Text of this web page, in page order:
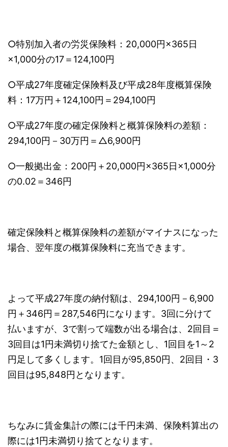
○特別加入者の労災保険料：20,000円×365日
×1,000分の17＝124,100円
○平成27年度確定保険料及び平成28年度概算保険
料：17万円＋124,100円＝294,100円
○平成27年度の確定保険料と概算保険料の差額：
294,100円－30万円＝△6,900円
○一般拠出金：200円＋20,000円×365日×1,000分
の0.02＝346円
確定保険料と概算保険料の差額がマイナスになった
場合、翌年度の概算保険料に充当できます。
よって平成27年度の納付額は、294,100円－6,900
円＋346円＝287,546円になります。3回に分けて
払いますが、3で割って端数が出る場合は、2回目＝
3回目は1円未満切り捨てた金額とし、1回目を1～2
円足して多くします。1回目が95,850円、2回目・3
回目は95,848円となります。
ちなみに賃金集計の際には千円未満、保険料算出の
際には1円未満切り捨てとなります。